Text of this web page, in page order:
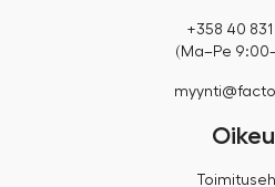
+358 40
(Ma–Pe